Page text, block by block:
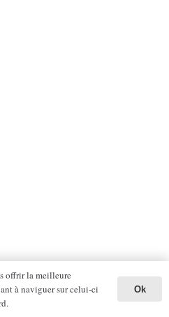
offrir la meilleure
à naviguer sur celui-ci
Ok